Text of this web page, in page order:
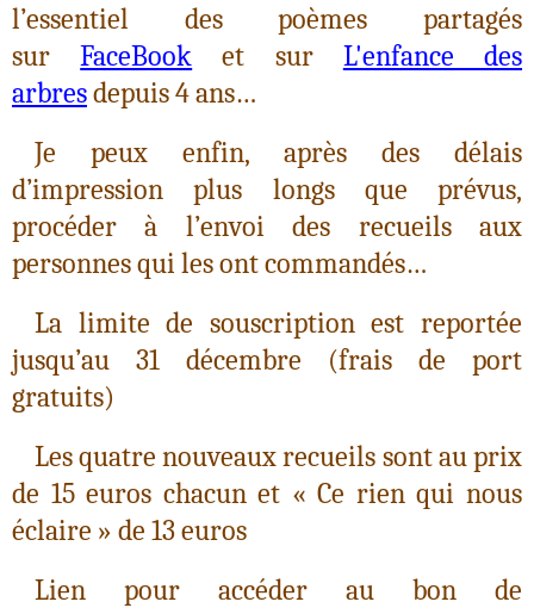
l’essentiel des poèmes partagés
surFaceBook et sur L'enfance des
arbresdepuis 4 ans…
Je peux enfin, après des délais
d’impression plus longs que prévus,
procéder à l’envoi des recueils aux
personnes qui les ont commandés…
La limite de souscription est reportée
jusqu’au 31 décembre (frais de port
gratuits)
Les quatre nouveaux recueils sont au prix
de 15 euros chacun et « Ce rien qui nous
éclaire » de 13 euros
Lien pour accéder au bon de